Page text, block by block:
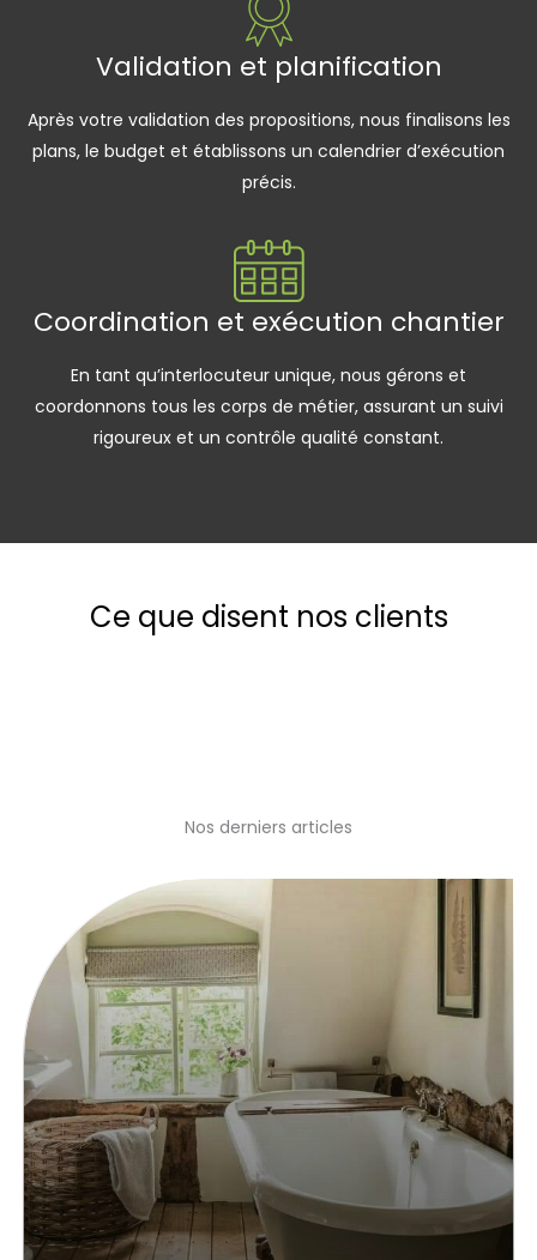
Validation et planification
Après votre validation des propositions, nous finalisons les
plans, le budget et établissons un calendrier d’exécution
précis.
Coordination et exécution chantier
En tant qu’interlocuteur unique, nous gérons et
coordonnons tous les corps de métier, assurant un suivi
rigoureux et un contrôle qualité constant.
Ce que disent nos clients
Nos derniers articles